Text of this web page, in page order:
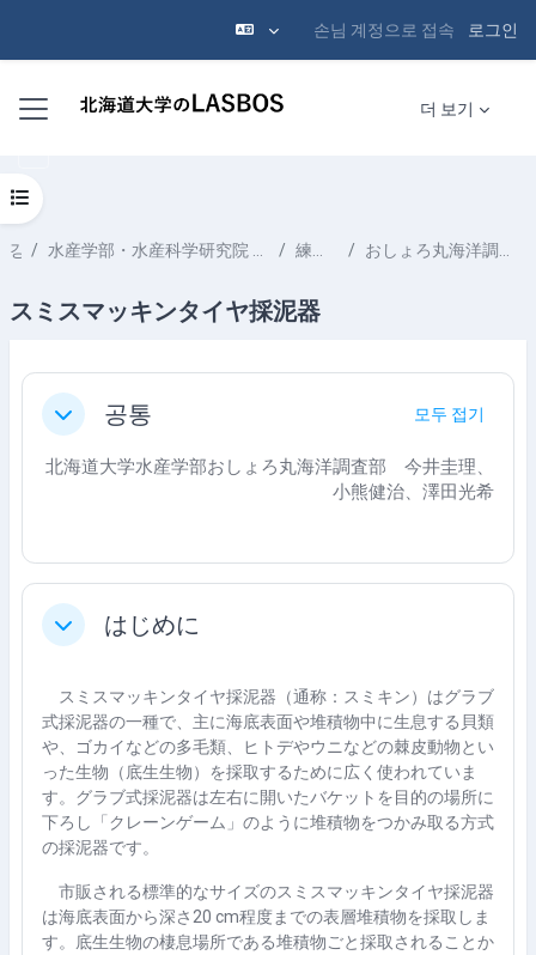
손님 계정으로 접속 로그인
측면 패널 더 보기
강좌 水産学部・水産科学研究院 School of Fisheries Sciences & Faculty of Fisheries Sciences 練習船 Training Ship おしょろ丸海洋調査部Oshoro-maru Marine Science Department
スミスマッキンタイヤ採泥器
강의 목차 열기
섹션 개요
축소 공통 모두 접기
北海道大学水産学部おしょろ丸海洋調査部 今井圭理、
小熊健治、澤田光希
축소 はじめに
スミスマッキンタイヤ採泥器（通称：スミキン）はグラブ
式採泥器の一種で、主に海底表面や堆積物中に生息する貝類
や、ゴカイなどの多毛類、ヒトデやウニなどの棘皮動物とい
った生物（底生生物）を採取するために広く使われていま
す。グラブ式採泥器は左右に開いたバケットを目的の場所に
下ろし「クレーンゲーム」のように堆積物をつかみ取る方式
の採泥器です。
市販される標準的なサイズのスミスマッキンタイヤ採泥器
は海底表面から深さ 20 cm程度までの表層堆積物を採取しま
す。底生生物の棲息場所である堆積物ごと採取されることか